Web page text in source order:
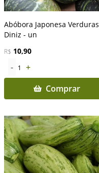
Abóbora Japonesa Verduras
Diniz - un
R$ 10,90
- 1
+
Comprar